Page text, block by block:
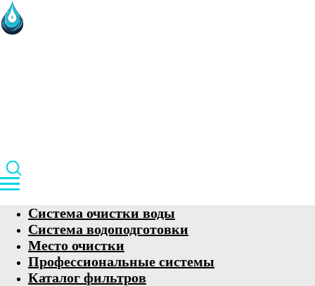
Система очистки воды
Система водоподготовки
Место очистки
Профессиональные системы
Каталог фильтров